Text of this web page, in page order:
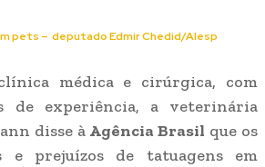
pets – deputadoEdmir Chedid/Alesp
médica e cirúrgica, com
de experiência, a veterinária
disse à Agência Brasil que os
e prejuízos de tatuagens em